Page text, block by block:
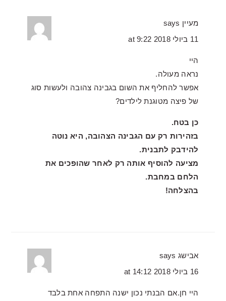
מעיין says
11 ביולי 2018 at 9:22
היי
נראה מעולה.
אפשר להחליף את השום בגבינה צהובה ולעשות סוג
של פיצה מטוגנת לילדים?
כן בטח.
בזהירות רק עם הגבינה הצהובה, היא נוטה
להידבק לתבנית.
מציעה להוסיף אותה רק לאחר שהופכים את
הלחם במחבת.
בהצלחה!
אבישג says
16 ביולי 2018 at 14:12
היי חן.אם הבנתי נכון ישנה התפחה אחת בלבד